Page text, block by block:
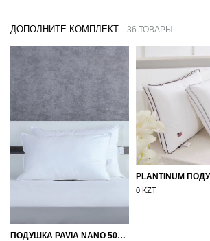
ДОПОЛНИТЕ КОМПЛЕКТ 36 ТОВАРЫ
ПОДУШКА PAVIA NANO 50X70
0 KZT